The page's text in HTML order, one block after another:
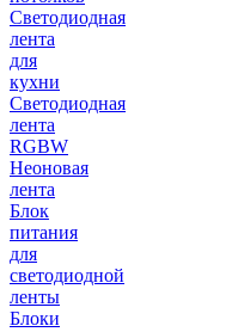
Светодиодная
лента
для
кухни
Светодиодная
лента
RGBW
Неоновая
лента
Блок
питания
для
светодиодной
ленты
Блоки